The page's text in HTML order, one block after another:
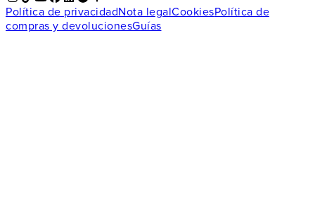
Política de privacidadNota legalCookiesPolítica de
compras y devolucionesGuías